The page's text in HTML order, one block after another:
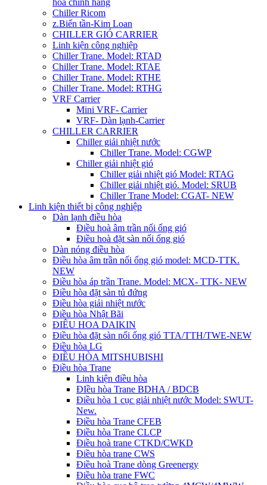
hòa chính hãng
Chiller Ricom
z.Biến tần-Kim Loan
CHILLER GIÓ CARRIER
Linh kiện công nghiệp
Chiller Trane. Model: RTAD
Chiller Trane. Model: RTAE
Chiller Trane. Model: RTHE
Chiller Trane. Model: RTHG
VRF Carrier
Mini VRF- Carrier
VRF- Dàn lạnh-Carrier
CHILLER CARRIER
Chiller giải nhiệt nước
Chiller Trane. Model: CGWP
Chiller giải nhiệt gió
Chiller giải nhiệt gió Model: RTAG
Chiller giải nhiệt gió. Model: SRUB
Chiller Trane Model: CGAT- NEW
Linh kiện thiết bị công nghiệp
Dàn lạnh điều hòa
Điều hoà âm trần nối ống gió
Điều hoà đặt sàn nối ống gió
Dàn nóng điều hòa
Điều hòa âm trần nối ống gió model: MCD-TTK.
NEW
Điều hòa áp trần Trane. Model: MCX- TTK- NEW
Điều hòa đặt sàn tủ đứng
Điều hòa giải nhiệt nước
Điều hòa Nhật Bãi
ĐIÊU HOA DAIKIN
Điều hòa đặt sàn nối ống gió TTA/TTH/TWE-NEW
Điều hòa LG
ĐIỀU HÒA MITSHUBISHI
Điều hòa Trane
Linh kiện điều hòa
ĐIều hòa Trane BDHA / BDCB
Điều hòa 1 cục giải nhiệt nước Model: SWUT-
New.
Điều hòa Trane CFEB
Điều hòa Trane CLCP
Điều hoà trane CTKD/CWKD
Điều hòa trane CWS
Điều hoà Trane dòng Greenergy
Điều hòa trane FWC